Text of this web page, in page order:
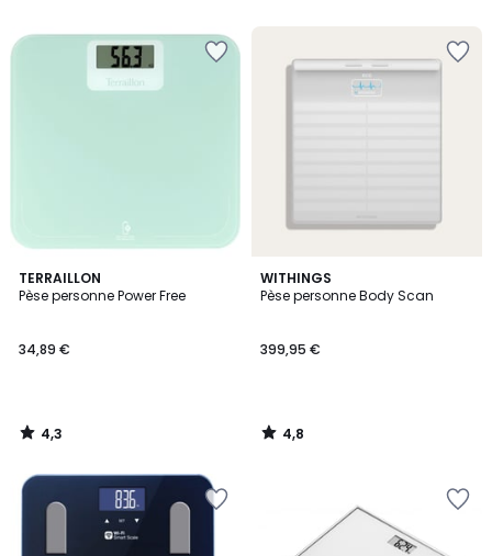
TERRAILLON
Pèse personne Power Free
34,89 €
4,3
/ 5
4,3
/
WITHINGS
Pèse personne Body Scan
399,95 €
4,8
/ 5
4,8
/